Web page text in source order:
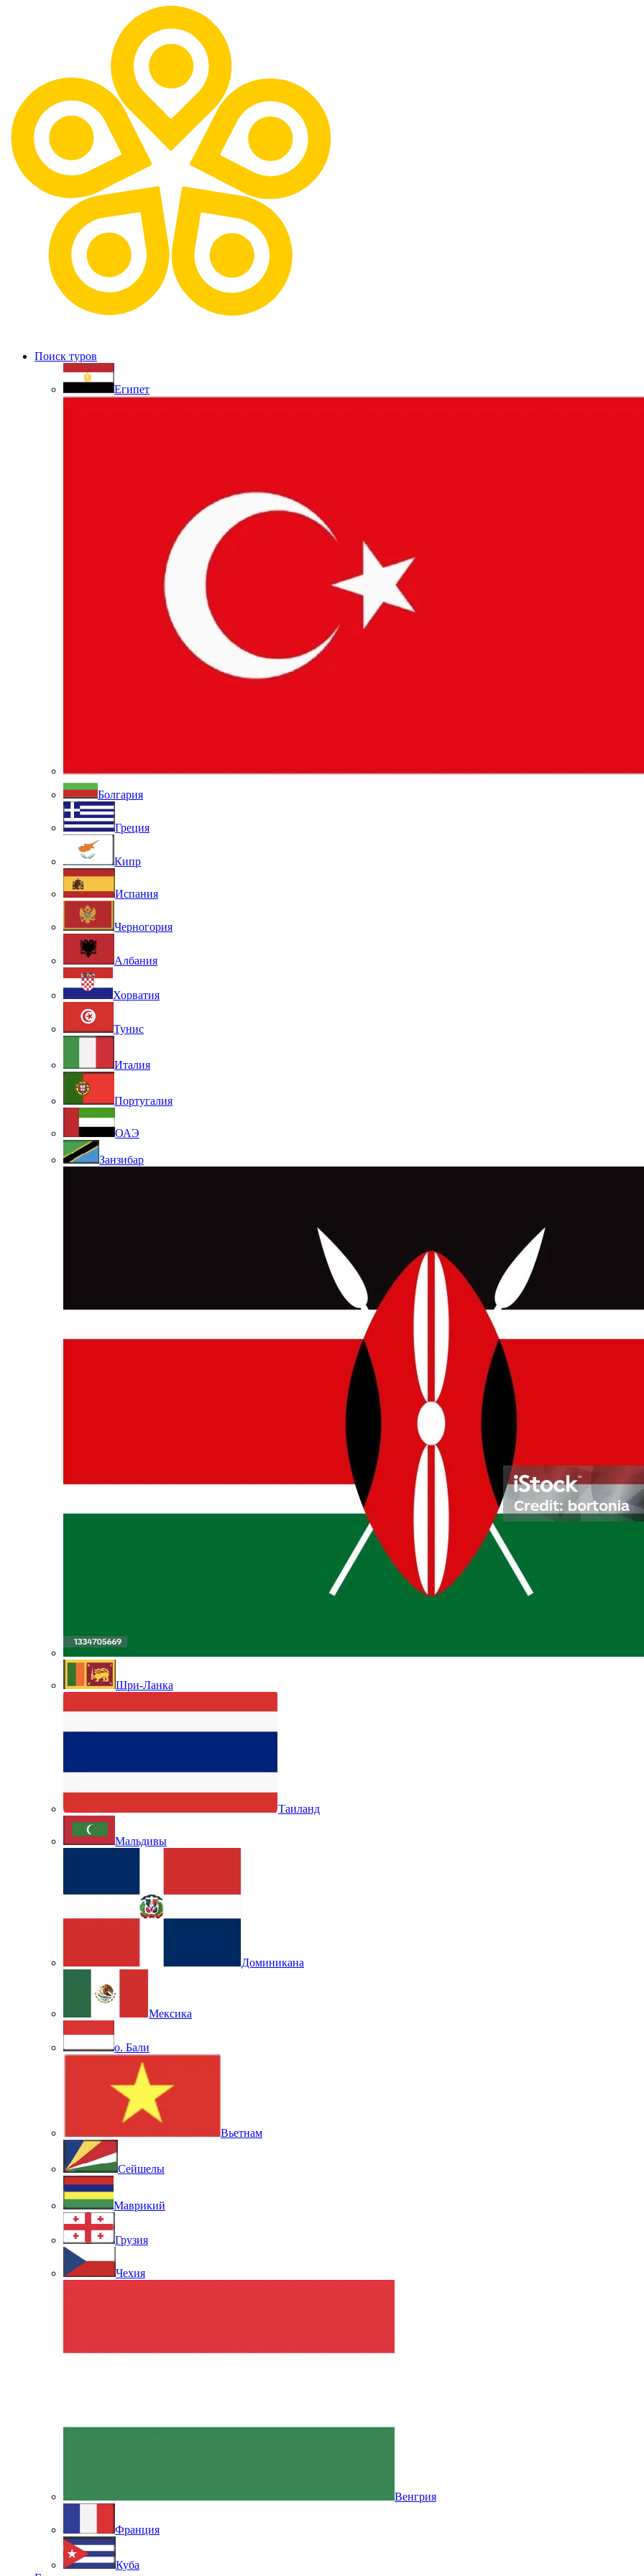
Поиск туров
Египет
Болгария
Греция
Кипр
Испания
Черногория
Албания
Хорватия
Тунис
Италия
Португалия
ОАЭ
Занзибар
Шри-Ланка
Таиланд
Мальдивы
Доминикана
Мексика
о. Бали
Вьетнам
Сейшелы
Маврикий
Грузия
Чехия
Венгрия
Франция
Куба